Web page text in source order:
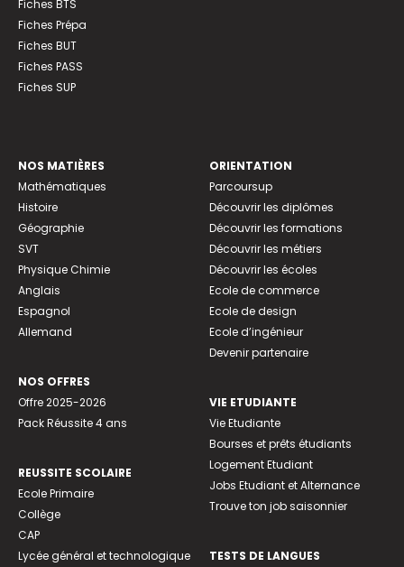
Fiches BTS
Fiches Prépa
Fiches BUT
Fiches PASS
Fiches SUP
NOS MATIÈRES
Mathématiques
Histoire
Géographie
SVT
Physique Chimie
Anglais
Espagnol
Allemand
NOS OFFRES
Offre 2025-2026
Pack Réussite 4 ans
REUSSITE SCOLAIRE
Ecole Primaire
Collège
CAP
Lycée général et technologique
ORIENTATION
Parcoursup
Découvrir les diplômes
Découvrir les formations
Découvrir les métiers
Découvrir les écoles
Ecole de commerce
Ecole de design
Ecole d’ingénieur
Devenir partenaire
VIE ETUDIANTE
Vie Etudiante
Bourses et prêts étudiants
Logement Etudiant
Jobs Etudiant et Alternance
Trouve ton job saisonnier
TESTS DE LANGUES